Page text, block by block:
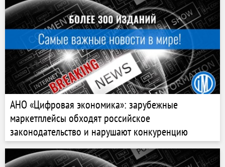
АНО «Цифровая экономика»: зарубежные
маркетплейсы обходят российское
законодательство и нарушают конкуренцию